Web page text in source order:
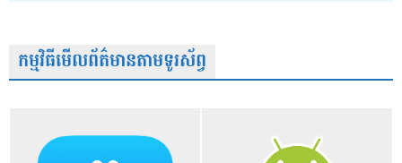
កម្មវិធីមើលព័ត៌មានតាមទូរស័ព្វ